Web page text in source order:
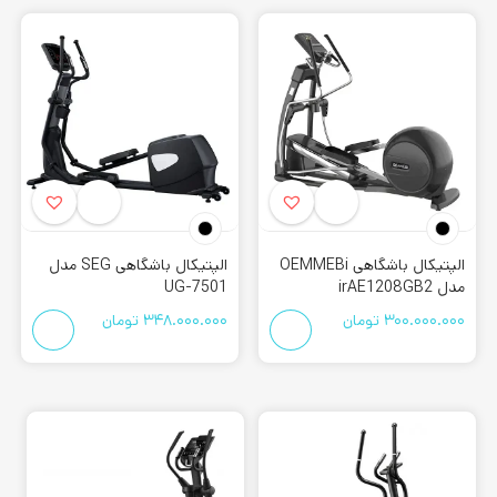
حرکت این دستگاه به صورت بیضی می باشد. این محصول تلفیقی
از دوچرخه ثابت و تردمیل است. به همین دلیل برای رسیدن به
تناسب اندام مورد نظر نیز موثر می باشد. زیرا می تواند اکثر نواحی
بدن را درگیر کند. همچنین یکی از نواحی که بسیار تحت تاثیر این
ورزش قرار میگیرد، چربی های زیر شکم است.
قیمت اسکی فضایی
اگر برای خریداسکی فضایی
به دنبال یک فروشگاه معتبر با قیمت
مناسب میگردید، کورش اسپرت بهترین انتخاب برای شما میباشد.
چرا که این مجموعه تا به امروز سعی بر این داشته است تا بهترین
فروشگاه دارای گارانتی معتبر و خدمات پس از فروش میباشد. به
همین دلیل سبب میشود اعتماد مشتریان را به خود جلب کند.
علاوه بر آن ارسال و نصب رایگان از مزایای دیگر این فروشگاه
الپتیکال باشگاهی OEMMEBi
مدل irAE1208GB2
300.000.000 تومان
الپتیکال باشگاهی SEG مدل
UG-7501
348.000.000 تومان